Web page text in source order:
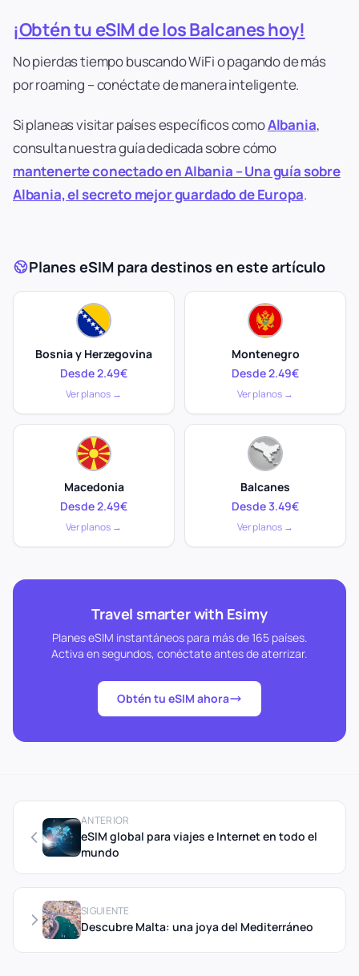
¡Obtén tu eSIM de los Balcanes hoy!
No pierdas tiempo buscando WiFi o pagando de más
por roaming – conéctate de manera inteligente.
Si planeas visitar países específicos comoAlbania,
consulta nuestra guía dedicada sobre cómo
mantenerte conectado en Albania – Una guía sobre
Albania, el secreto mejor guardado de Europa.
Planes eSIM para destinos en este artículo
Bosnia y Herzegovina
Desde 2.49€
Ver planos →
Montenegro
Desde 2.49€
Ver planos →
Macedonia
Desde 2.49€
Ver planos →
Balcanes
Desde 3.49€
Ver planos →
Travel smarter with Esimy
Planes eSIM instantáneos para más de 165 países.
Activa en segundos, conéctate antes de aterrizar.
Obtén tu eSIM ahora
ANTERIOR
eSIM global para viajes e Internet en todo el
mundo
SIGUIENTE
Descubre Malta: una joya del Mediterráneo